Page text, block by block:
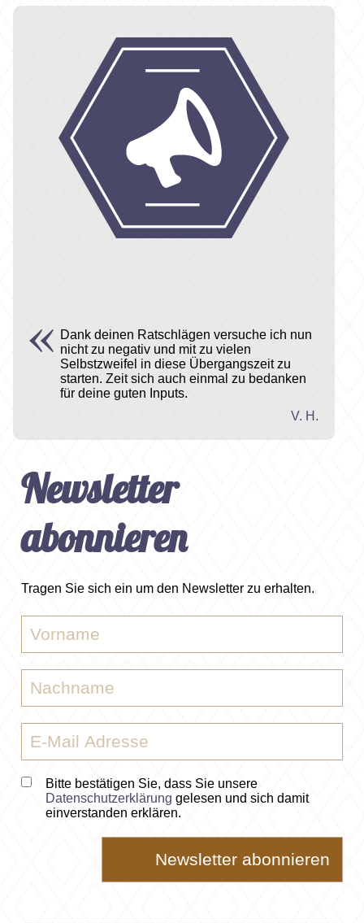
Dank deinen Ratschlägen versuche ich nun
nicht zu negativ und mit zu vielen
Selbstzweifel in diese Übergangszeit zu
starten. Zeit sich auch einmal zu bedanken
für deine guten Inputs.
V. H.
Newsletter
abonnieren
Tragen Sie sich ein um den Newsletter zu erhalten.
Bitte bestätigen Sie, dass Sie unsere
Datenschutzerklärung gelesen und sich damit
einverstanden erklären.